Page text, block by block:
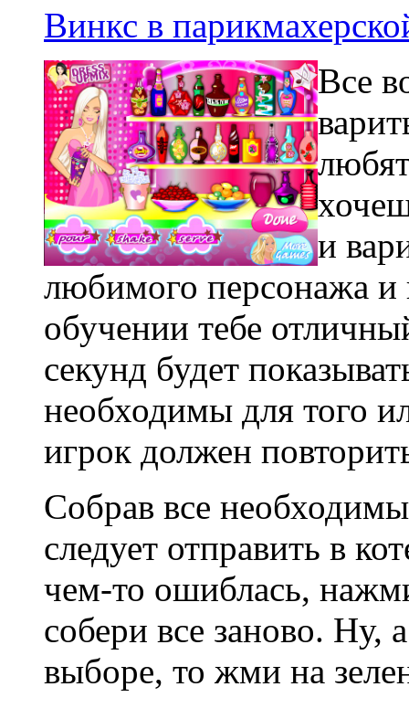
Винкс в
Все
и
любимого персонажа
обучении тебе
секунд будет
необходимы для того
игрок должен
Собрав все
следует отправить в
чем-то ошиблась,
собери все заново. Ну,
выборе, то жми на